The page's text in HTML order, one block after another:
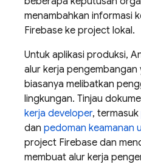
menambahkan informasi
Firebase ke project lokal.
Untuk aplikasi produksi,
alur kerja pengembangan
biasanya melibatkan
lingkungan. Tinjau
kerja developer, termasuk
dan pedoman keamanan
project Firebase dan
membuat alur kerja